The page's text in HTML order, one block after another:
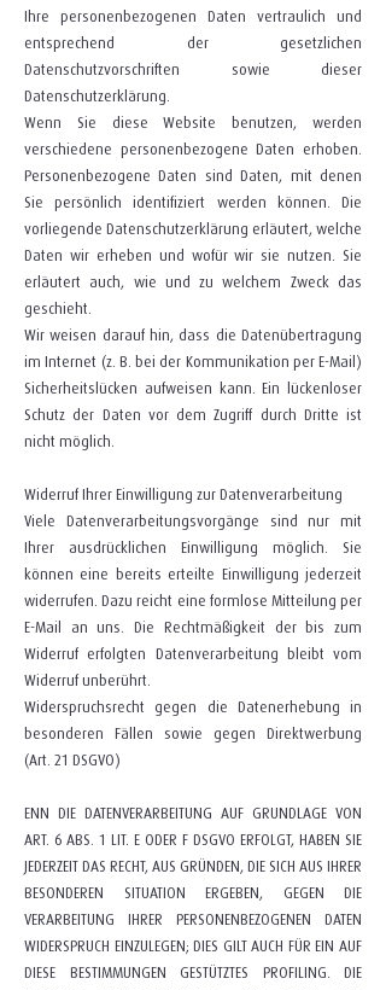
Ihre personenbezogenen Daten vertraulich und
entsprechend der gesetzlichen
Datenschutzvorschriften sowie dieser
Datenschutzerklärung.
Wenn Sie diese Website benutzen, werden
verschiedene personenbezogene Daten erhoben.
Personenbezogene Daten sind Daten, mit denen
Sie persönlich identifiziert werden können. Die
vorliegende Datenschutzerklärung erläutert, welche
Daten wir erheben und wofür wir sie nutzen. Sie
erläutert auch, wie und zu welchem Zweck das
geschieht.
Wir weisen darauf hin, dass die Datenübertragung
im Internet (z. B. bei der Kommunikation per E-Mail)
Sicherheitslücken aufweisen kann. Ein lückenloser
Schutz der Daten vor dem Zugriff durch Dritte ist
nicht möglich.
Widerruf Ihrer Einwilligung zur Datenverarbeitung
Viele Datenverarbeitungsvorgänge sind nur mit
Ihrer ausdrücklichen Einwilligung möglich. Sie
können eine bereits erteilte Einwilligung jederzeit
widerrufen. Dazu reicht eine formlose Mitteilung per
E-Mail an uns. Die Rechtmäßigkeit der bis zum
Widerruf erfolgten Datenverarbeitung bleibt vom
Widerruf unberührt.
Widerspruchsrecht gegen die Datenerhebung in
besonderen Fällen sowie gegen Direktwerbung
(Art. 21 DSGVO)
ENN DIE DATENVERARBEITUNG AUF GRUNDLAGE VON
ART. 6 ABS. 1 LIT. E ODER F DSGVO ERFOLGT, HABEN SIE
JEDERZEIT DAS RECHT, AUS GRÜNDEN, DIE SICH AUS IHRER
BESONDEREN SITUATION ERGEBEN, GEGEN DIE
VERARBEITUNG IHRER PERSONENBEZOGENEN DATEN
WIDERSPRUCH EINZULEGEN; DIES GILT AUCH FÜR EIN AUF
DIESE BESTIMMUNGEN GESTÜTZTES PROFILING. DIE